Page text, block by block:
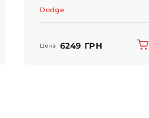
Dodge
Цена 6249 ГРН